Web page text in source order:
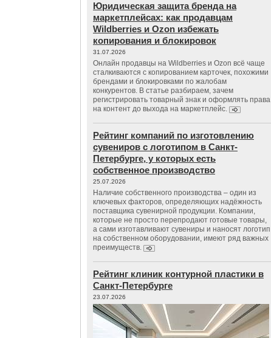
Юридическая защита бренда на
маркетплейсах: как продавцам
Wildberries и Ozon избежать
копирования и блокировок
31.07.2026
Онлайн продавцы на Wildberries и Ozon всё чаще
сталкиваются с копированием карточек, похожими
брендами и блокировками по жалобам
конкурентов. В статье разбираем, зачем
регистрировать товарный знак и оформлять права
на контент до выхода на маркетплейс.
Рейтинг компаний по изготовлению
сувениров с логотипом в Санкт-
Петербурге, у которых есть
собственное производство
25.07.2026
Наличие собственного производства – один из
ключевых факторов, определяющих надёжность
поставщика сувенирной продукции. Компании,
которые не просто перепродают готовые товары,
а сами изготавливают сувениры и наносят логотип
на собственном оборудовании, имеют ряд важных
преимуществ.
Рейтинг клиник контурной пластики в
Санкт-Петербурге
23.07.2026